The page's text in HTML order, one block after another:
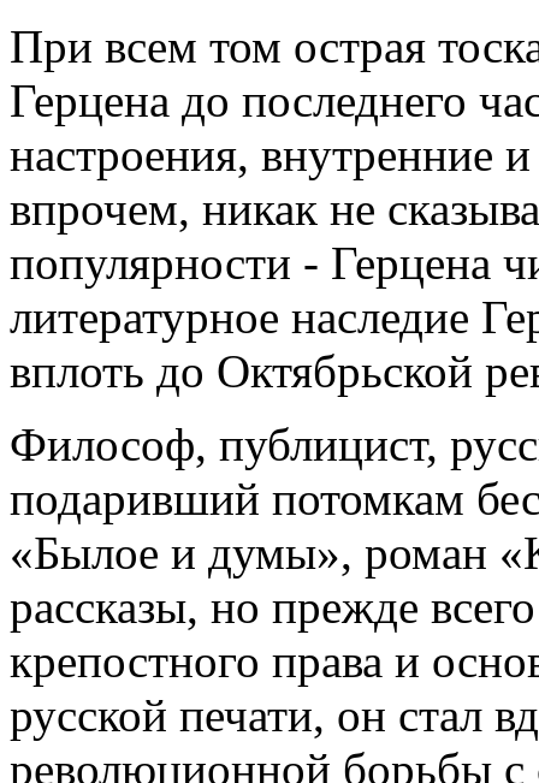
При всем том острая
Герцена до последнего
настроения, внутренние
впрочем, никак не
популярности - Герцена
литературное наследие
вплоть до Октябрьской
Философ, публицист,
подаривший потомкам
«Былое и думы», роман
рассказы, но прежде
крепостного права и
русской печати, он стал
революционной борьбы с